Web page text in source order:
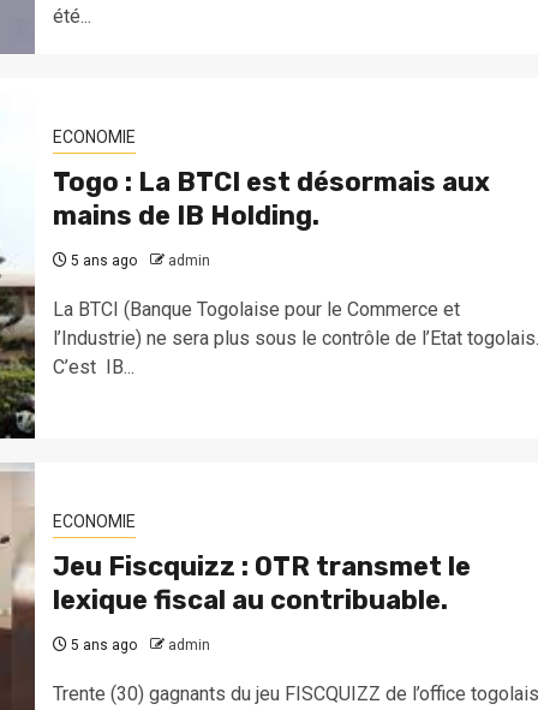
été...
ECONOMIE
Togo : La BTCI est désormais aux
mains de IB Holding.
5 ans ago admin
La BTCI (Banque Togolaise pour le Commerce et
l’Industrie) ne sera plus sous le contrôle de l’Etat togolais.
C’est IB...
ECONOMIE
Jeu Fiscquizz : OTR transmet le
lexique fiscal au contribuable.
5 ans ago admin
Trente (30) gagnants du jeu FISCQUIZZ de l’office togolais